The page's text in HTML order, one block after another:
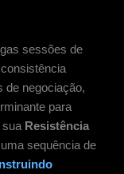
sessões de
negociação,
para
sua Resistência
sequência de